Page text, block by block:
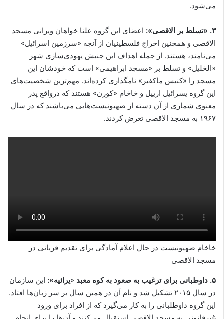
می‌شود.
۳. «تسلط بر الاقصی»: اعضای این گروه علنا خواهان ویرانی مسجد
الاقصی و همچنین اخراج فلسطینیان از آنچه «سرزمین اسرائیل»
می‌نامند، هستند. از جمله اهداف این جنبش یهودی‌سازی شهر
«الخلیل» و تسلط بر «مسجد ابراهیمی» است که خودشان این
مسجد را «کنیس ماکفیر» نامگذاری کرده‌اند. مهم‌ترین شخصیت‌های
این گروه یسرائیل ارییل و خاخام «کورن» هستند که درواقع پدر
معنوی شماری از آن دسته از صهیونیست‌هایی می‌باشند که در سال
۱۹۶۷ به مسجد الاقصی تعرض کردند.
خاخام صهیونیست در حال اعلام آمادگی برای تقدیم قربانی در
مسجد الاقصی
۵. داوطبانی برای ترغیب به صعود به کوه معبد «یرائیه»: این سازمان
در سال ۲۰۱۵ تشکیل شد و نام آن در همین سال بر سر زبان‌ها افتاد.
این گروه داوطلبانی را به کار می‌گیرد که از افراد برای ورود